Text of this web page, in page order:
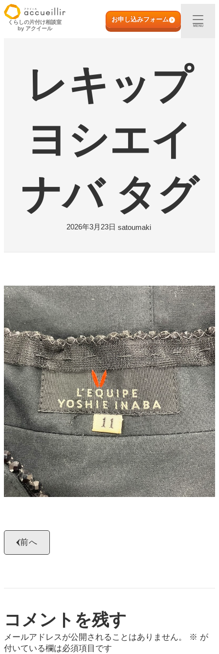
内
容
初めての方へ
宅配買取
店頭買取
ご利用実例
店舗一覧
よくある質問
受付時間9:00〜18:00（年中無休※年末年始は除く）
お申し込みフォーム
くらしの片付け相談室
by アクイール
お申し込みフォーム
MENU
レキップ
ヨシエイ
ナバ タグ
2026年3月23日 satoumaki
前へ
コメントを残す
メールアドレスが公開されることはありません。 ※ が
付いている欄は必須項目です